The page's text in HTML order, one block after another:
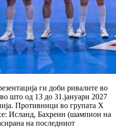
ги доби ривалите во
што од 13 до 31.јануари 2027
Противници во групата Х
Исланд, Бахреин (шампион на
на последниот